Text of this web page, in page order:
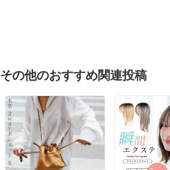
その他のおすすめ関連投稿